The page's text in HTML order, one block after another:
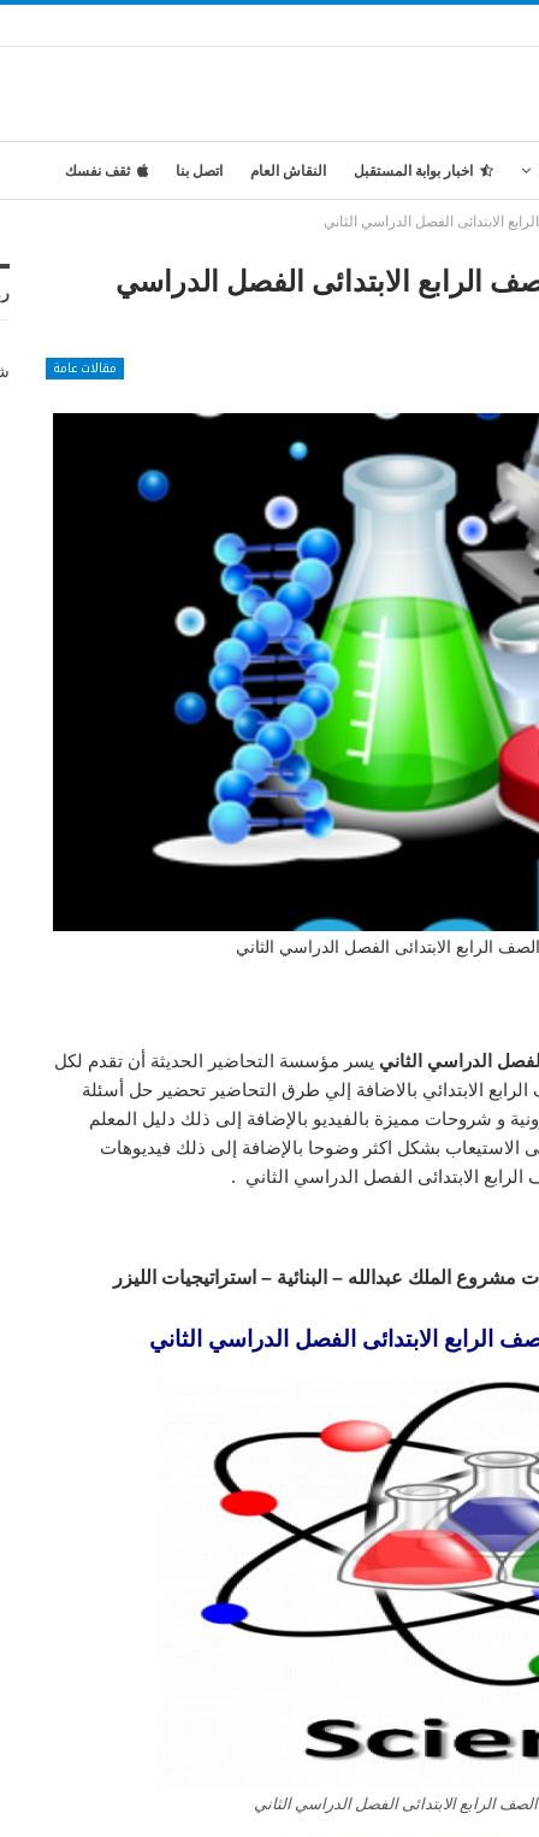
اخبار بوابة المستقبل النقاش العام اتصل بنا ثقف نفسك
الابتدائى الفصل الدراسي الثاني
الرابع الابتدائى الفصل الدراسي
مقالات عامة
الرابع الابتدائى الفصل الدراسي الثاني
الدراسي الثاني يسر مؤسسة التحاضير الحديثة أن تقدم لكل
الابتدائي بالاضافة إلي طرق التحاضير تحضير حل أسئلة
و شروحات مميزة بالفيديو بالإضافة إلى ذلك دليل المعلم
الاستيعاب بشكل اكثر وضوحا بالإضافة إلى ذلك فيديوهات
الابتدائى الفصل الدراسي الثاني .
الملك عبدالله – البنائية – استراتيجيات الليزر
الرابع الابتدائى الفصل الدراسي الثاني
الرابع الابتدائى الفصل الدراسي الثاني